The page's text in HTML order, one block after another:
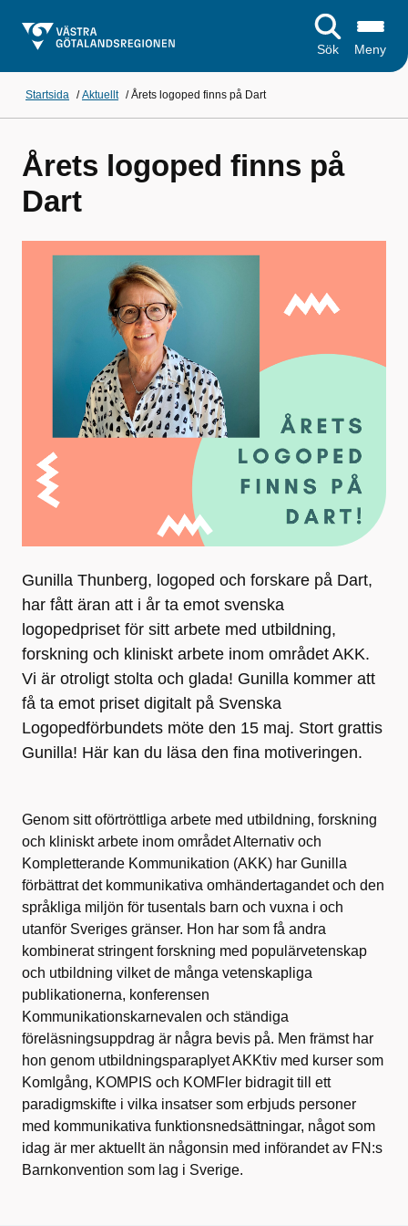
Sök Meny
Startsida /Aktuellt /Årets logoped finns på Dart
Årets logoped finns på
Dart
Gunilla Thunberg, logoped och forskare på Dart,
har fått äran att i år ta emot svenska
logopedpriset för sitt arbete med utbildning,
forskning och kliniskt arbete inom området AKK.
Vi är otroligt stolta och glada! Gunilla kommer att
få ta emot priset digitalt på Svenska
Logopedförbundets möte den 15 maj. Stort grattis
Gunilla! Här kan du läsa den fina motiveringen.
Genom sitt oförtröttliga arbete med utbildning, forskning
och kliniskt arbete inom området Alternativ och
Kompletterande Kommunikation (AKK) har Gunilla
förbättrat det kommunikativa omhändertagandet och den
språkliga miljön för tusentals barn och vuxna i och
utanför Sveriges gränser. Hon har som få andra
kombinerat stringent forskning med populärvetenskap
och utbildning vilket de många vetenskapliga
publikationerna, konferensen
Kommunikationskarnevalen och ständiga
föreläsningsuppdrag är några bevis på. Men främst har
hon genom utbildningsparaplyet AKKtiv med kurser som
KomIgång, KOMPIS och KOMFler bidragit till ett
paradigmskifte i vilka insatser som erbjuds personer
med kommunikativa funktionsnedsättningar, något som
idag är mer aktuellt än någonsin med införandet av FN:s
Barnkonvention som lag i Sverige.